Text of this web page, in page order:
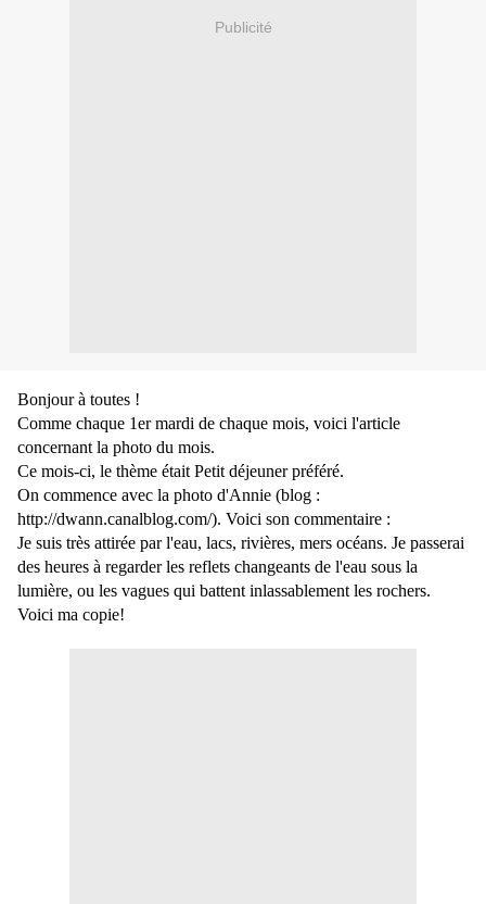
Publicité
Bonjour à toutes !
Comme chaque 1er mardi de chaque mois, voici l'article
concernant la photo du mois.
Ce mois-ci, le thème était Petit déjeuner préféré.
On commence avec la photo d'Annie (blog :
http://dwann.canalblog.com/). Voici son commentaire :
Je suis très attirée par l'eau, lacs, rivières, mers océans. Je passerai
des heures à regarder les reflets changeants de l'eau sous la
lumière, ou les vagues qui battent inlassablement les rochers.
Voici ma copie!